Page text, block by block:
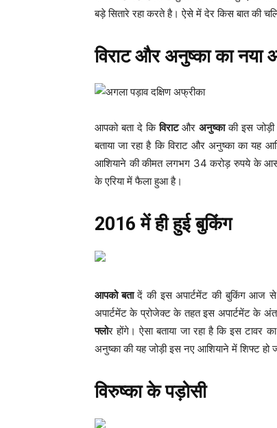
बड़े सितारे रहा करते है। ऐसे में देर किस बात की
विराट और अनुष्का का नया
आपको बता दे किविराटऔरअनुष्काकी इस जोड़ी
बताया जा रहा है कि विराट और अनुष्का का यह
आशियाने की कीमत लगभग 34 करोड़ रुपये के
के एरिया में फैला हुआ है।
2016 में ही हुई बुकिंग
आपको बतादें की इस अपार्टमेंट की बुकिंग आज
अपार्टमेंट के प्रोजेक्ट के तहत इस अपार्टमेंट के
फ्लोर होंगे। ऐसा बताया जा रहा है कि इस टावर का
अनुष्का की यह जोड़ी इस नए आशियाने में शिफ्ट हो
विरुष्का के पड़ोसी